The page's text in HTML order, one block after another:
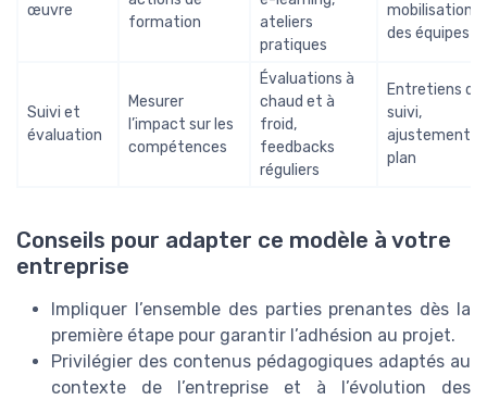
œuvre
formation
ateliers
pratiques
mobilisation
des équipes
Suivi et
évaluation
Mesurer
l’impact sur les
compétences
Évaluations à
chaud et à
froid,
feedbacks
réguliers
Entretiens de
suivi,
ajustements
plan
Conseils pour adapter ce modèle à votre
entreprise
Impliquer l’ensemble des parties prenantes dès la
première étape pour garantir l’adhésion au projet.
Privilégier des contenus pédagogiques adaptés au
contexte de l’entreprise et à l’évolution des